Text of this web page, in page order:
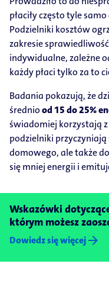
płaciły często tyle
Podzielniki kosztów
zakresie
indywidualne, zależne
każdy płaci tylko za to
Badania pokazują, że
średniood 15 do 25%
świadomiej korzystają
podzielniki
domowego, ale także
się mniej energii i
Wskazówki
którym możesz
Dowiedz się więcejarrow_forward